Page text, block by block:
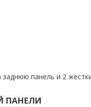
заднюю панель и 2
ПАНЕЛИ